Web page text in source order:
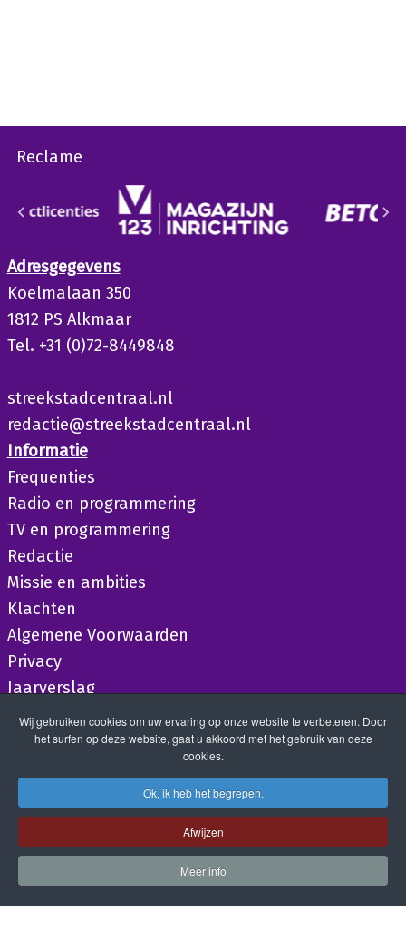
Reclame
Adresgegevens
Koelmalaan 350
1812 PS Alkmaar
Tel. +31 (0)72-8449848
streekstadcentraal.nl
redactie@streekstadcentraal.nl
Informatie
Frequenties
Radio en programmering
TV en programmering
Redactie
Missie en ambities
Klachten
Algemene Voorwaarden
Privacy
Jaarverslag
Wij gebruiken cookies om uw ervaring op onze website te verbeteren. Door
het surfen op deze website, gaat u akkoord met het gebruik van deze
cookies.
Ok, ik heb het begrepen.
Afwijzen
Meer info